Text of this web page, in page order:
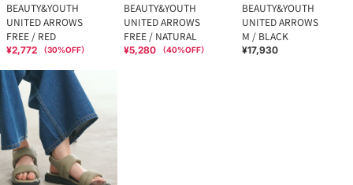
BEAUTY&YOUTH
UNITED ARROWS
FREE / RED
¥2,772 （30%OFF）
BEAUTY&YOUTH
UNITED ARROWS
FREE / NATURAL
¥5,280 （40%OFF）
BEAUTY&YOUTH
UNITED ARROWS
M / BLACK
¥17,930